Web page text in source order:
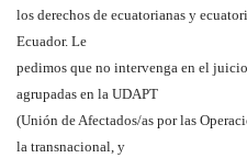
los derechos de ecuatorianas y
Ecuador. Le
pedimos que no intervenga en el
agrupadas en la UDAPT
(Unión de Afectados/as por las
la transnacional, y